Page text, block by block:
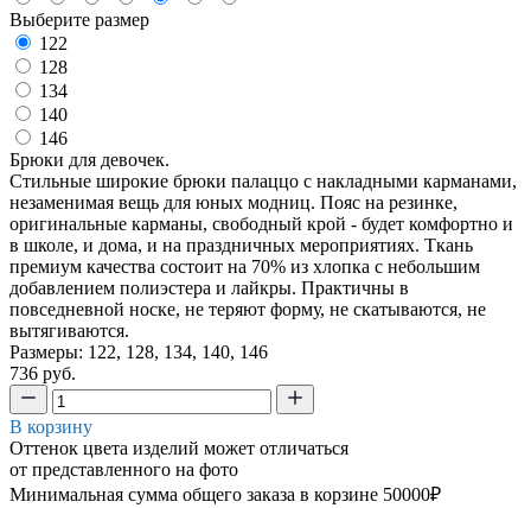
Выберите размер
122
128
134
140
146
Брюки для девочек.
Стильные широкие брюки палаццо с накладными карманами,
незаменимая вещь для юных модниц. Пояс на резинке,
оригинальные карманы, свободный крой - будет комфортно и
в школе, и дома, и на праздничных мероприятиях. Ткань
премиум качества состоит на 70% из хлопка с небольшим
добавлением полиэстера и лайкры. Практичны в
повседневной носке, не теряют форму, не скатываются, не
вытягиваются.
Размеры: 122, 128, 134, 140, 146
736 руб.
В корзину
Оттенок цвета изделий может отличаться
от представленного на фото
Минимальная сумма общего заказа в корзине 50000₽